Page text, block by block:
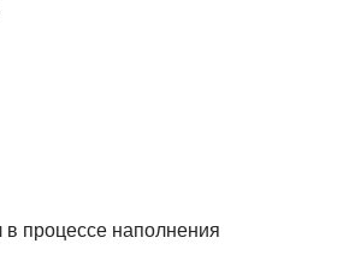
в процессе наполнения